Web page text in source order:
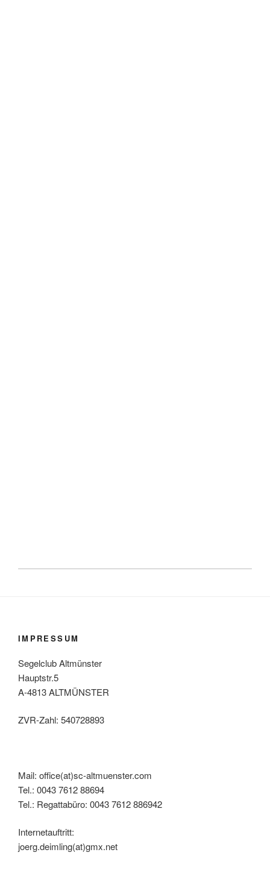
IMPRESSUM
Segelclub Altmünster
Hauptstr.5
A-4813 ALTMÜNSTER
ZVR-Zahl: 540728893
Mail: office(at)sc-altmuenster.com
Tel.: 0043 7612 88694
Tel.: Regattabüro: 0043 7612 886942
Internetauftritt:
joerg.deimling(at)gmx.net